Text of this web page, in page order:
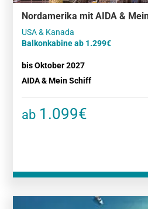
Nordamerika mit AIDA &
Balkonkabine ab 1.299€
bis Oktober 2027
AIDA & Mein Schiff
ab 1.099€